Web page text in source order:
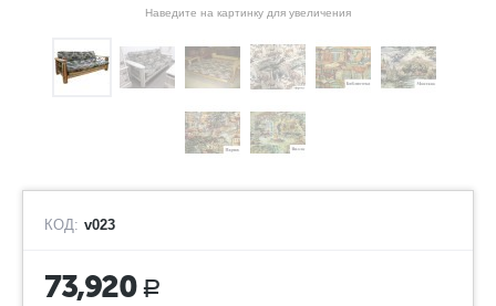
Наведите на картинку для увеличения
КОД: v023
73,920 Р